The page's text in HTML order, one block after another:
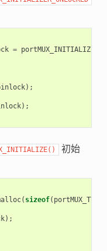
=
);
);
初始
( sizeof( portMUX_TYPE
);